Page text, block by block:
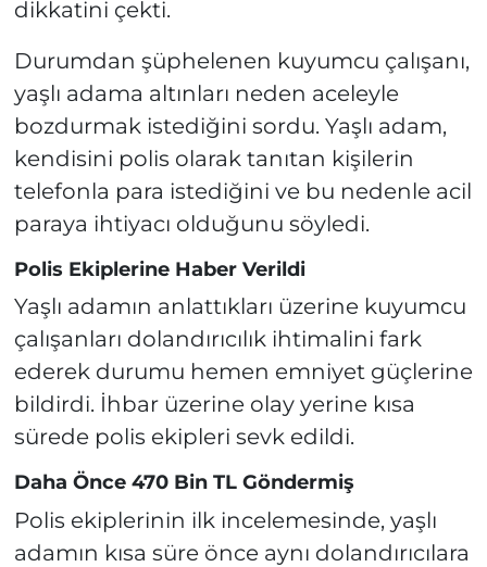
dikkatini çekti.
Durumdan şüphelenen kuyumcu çalışanı,
yaşlı adama altınları neden aceleyle
bozdurmak istediğini sordu. Yaşlı adam,
kendisini polis olarak tanıtan kişilerin
telefonla para istediğini ve bu nedenle acil
paraya ihtiyacı olduğunu söyledi.
Polis Ekiplerine Haber Verildi
Yaşlı adamın anlattıkları üzerine kuyumcu
çalışanları dolandırıcılık ihtimalini fark
ederek durumu hemen emniyet güçlerine
bildirdi. İhbar üzerine olay yerine kısa
sürede polis ekipleri sevk edildi.
Daha Önce 470 Bin TL Göndermiş
Polis ekiplerinin ilk incelemesinde, yaşlı
adamın kısa süre önce aynı dolandırıcılara